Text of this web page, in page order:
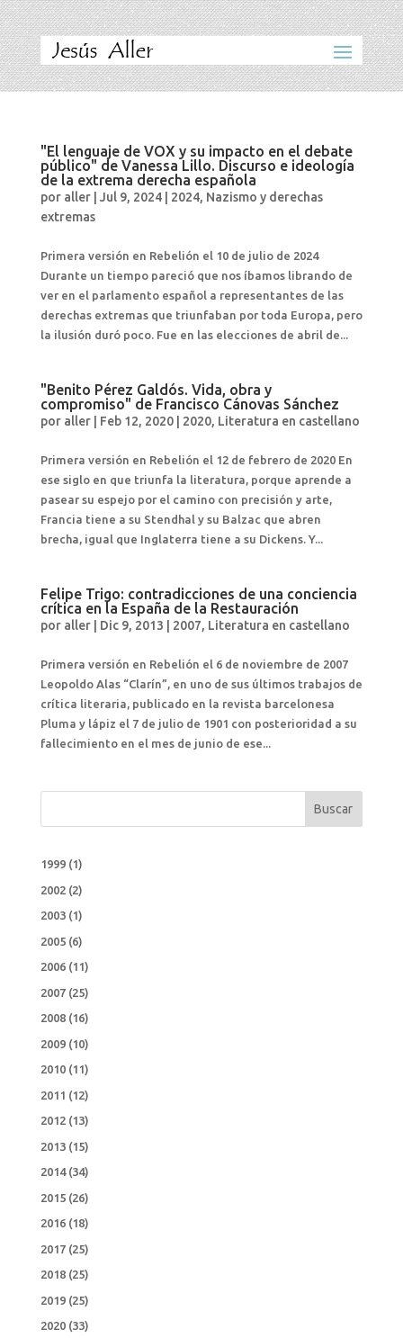
"El lenguaje de VOX y su impacto en el debate
público" de Vanessa Lillo. Discurso e ideología
de la extrema derecha española
por aller| Jul 9, 2024| 2024, Nazismo y derechas
extremas
Primera versión en Rebelión el 10 de julio de 2024
Durante un tiempo pareció que nos íbamos librando de
ver en el parlamento español a representantes de las
derechas extremas que triunfaban por toda Europa, pero
la ilusión duró poco. Fue en las elecciones de abril de...
"Benito Pérez Galdós. Vida, obra y
compromiso" de Francisco Cánovas Sánchez
por aller| Feb 12, 2020| 2020, Literatura en castellano
Primera versión en Rebelión el 12 de febrero de 2020 En
ese siglo en que triunfa la literatura, porque aprende a
pasear su espejo por el camino con precisión y arte,
Francia tiene a su Stendhal y su Balzac que abren
brecha, igual que Inglaterra tiene a su Dickens. Y...
Felipe Trigo: contradicciones de una conciencia
crítica en la España de la Restauración
por aller| Dic 9, 2013 2007, Literatura en castellano
Primera versión en Rebelión el 6 de noviembre de 2007
Leopoldo Alas “Clarín”, en uno de sus últimos trabajos de
crítica literaria, publicado en la revista barcelonesa
Pluma y lápiz el 7 de julio de 1901 con posterioridad a su
fallecimiento en el mes de junio de ese...
Buscar
1999(1)
2002(2)
2003(1)
2005(6)
2006(11)
2007(25)
2008(16)
2009(10)
2010(11)
2011 (12)
2012(13)
2013(15)
2014(34)
2015(26)
2016(18)
2017(25)
2018(25)
2019(25)
2020(33)